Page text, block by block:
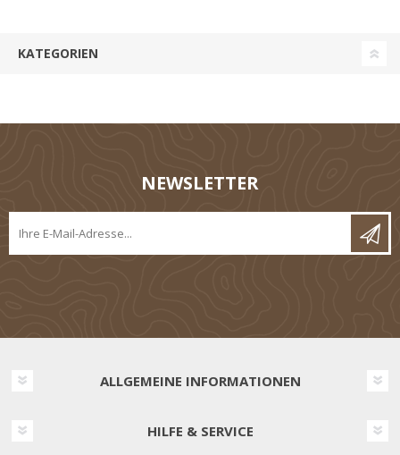
KATEGORIEN
NEWSLETTER
ALLGEMEINE INFORMATIONEN
HILFE & SERVICE